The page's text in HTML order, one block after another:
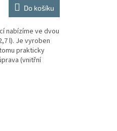
Do košíku
nabízíme ve dvou
l). Je vyroben
prakticky
(vnitřní